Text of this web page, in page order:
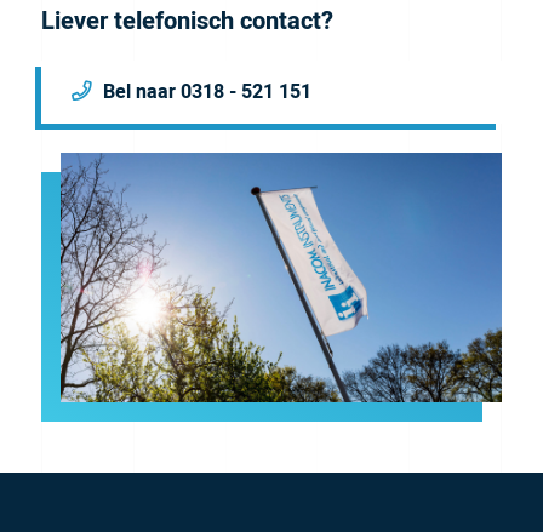
Liever telefonisch contact?
Bel naar 0318 - 521 151